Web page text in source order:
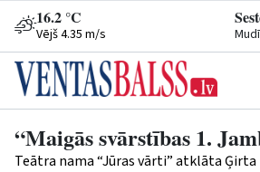
16.2 °C
Vējš 4.35 m/s
“Maigās svārstības 1.
Teātra nama “Jūras vārti” atklāta Ģirta